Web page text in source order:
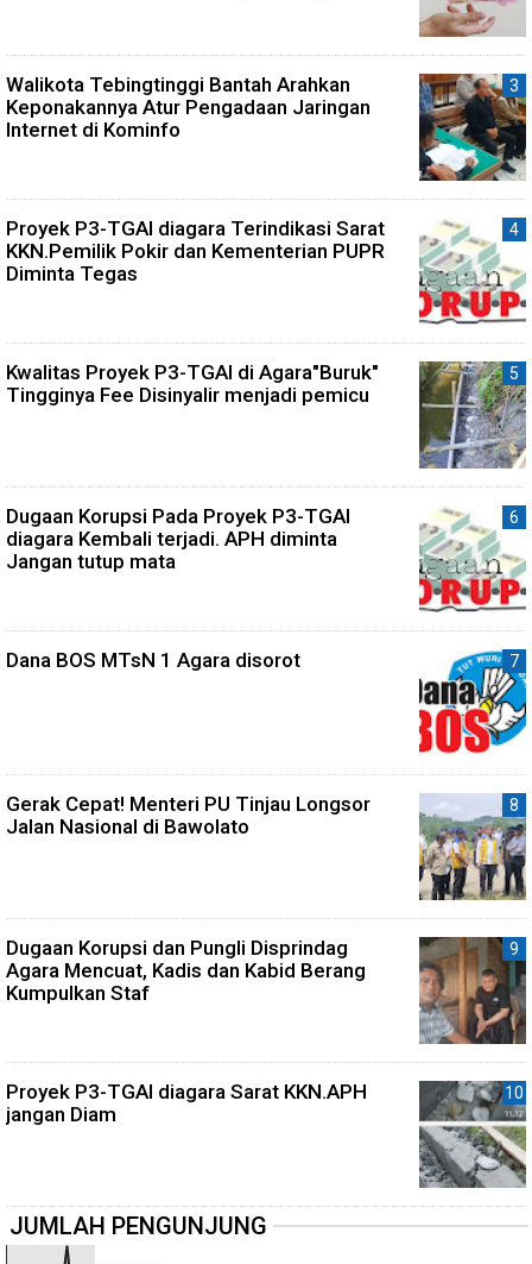
Walikota Tebingtinggi Bantah Arahkan
Keponakannya Atur Pengadaan Jaringan
Internet di Kominfo
Proyek P3-TGAI diagara Terindikasi Sarat
KKN.Pemilik Pokir dan Kementerian PUPR
Diminta Tegas
Kwalitas Proyek P3-TGAI di Agara"Buruk"
Tingginya Fee Disinyalir menjadi pemicu
Dugaan Korupsi Pada Proyek P3-TGAI
diagara Kembali terjadi. APH diminta
Jangan tutup mata
Dana BOS MTsN 1 Agara disorot
Gerak Cepat! Menteri PU Tinjau Longsor
Jalan Nasional di Bawolato
Dugaan Korupsi dan Pungli Disprindag
Agara Mencuat, Kadis dan Kabid Berang
Kumpulkan Staf
Proyek P3-TGAI diagara Sarat KKN.APH
jangan Diam
JUMLAH PENGUNJUNG